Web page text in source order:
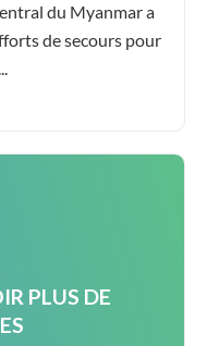
du Myanmar a
de secours pour
PLUS DE